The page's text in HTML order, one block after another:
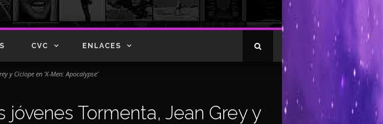
CVC ENLACES
y Cíclope en ‘X-Men: Apocalypse’
Tormenta, Jean Grey y